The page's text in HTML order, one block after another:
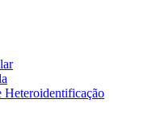
Heteroidentificação